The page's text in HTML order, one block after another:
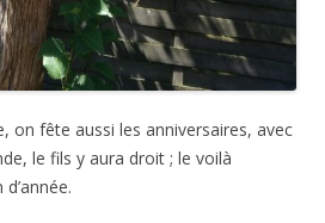
on fête aussi les anniversaires, avec
le fils y aura droit ; le voilà